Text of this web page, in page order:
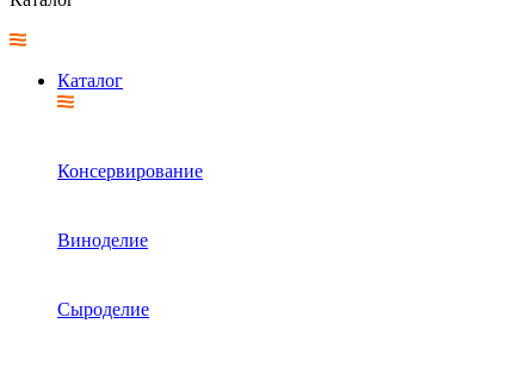
Каталог
Консервирование
Виноделие
Сыроделие